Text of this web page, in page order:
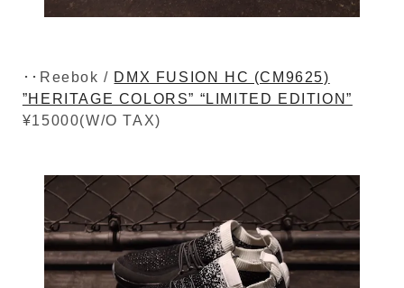
･･Reebok / DMX FUSION HC (CM9625)
”HERITAGE COLORS” “LIMITED EDITION”
¥15000(W/O TAX)